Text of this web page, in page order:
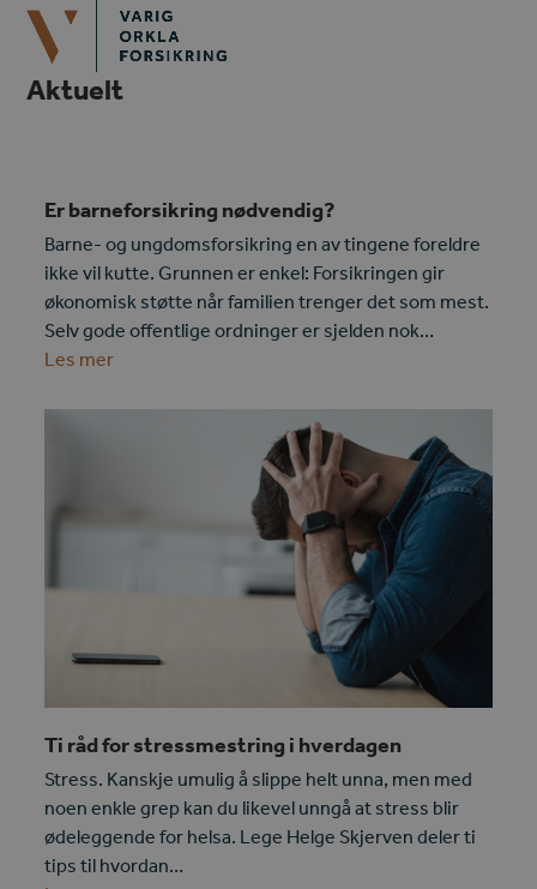
Skip
content
Open
mobile
menu
Close
mobile
menu
Aktuelt
Er barneforsikring nødvendig?
Barne- og ungdomsforsikring en av tingene foreldre
ikke vil kutte. Grunnen er enkel: Forsikringen gir
økonomisk støtte når familien trenger det som mest.
Selv gode offentlige ordninger er sjelden nok…
Les mer
Ti råd for stressmestring i hverdagen
Stress. Kanskje umulig å slippe helt unna, men med
noen enkle grep kan du likevel unngå at stress blir
ødeleggende for helsa. Lege Helge Skjerven deler ti
tips til hvordan…